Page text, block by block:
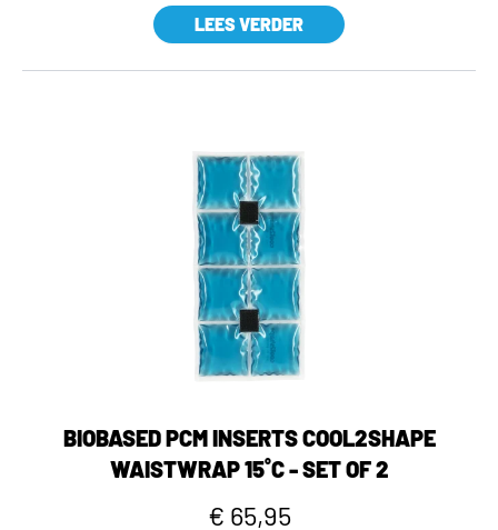
LEES VERDER
BIOBASED PCM INSERTS COOL2SHAPE
WAISTWRAP 15˚C - SET OF 2
€ 65,95